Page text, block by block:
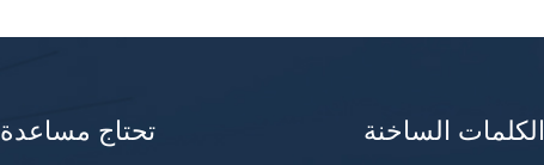
تحتاج مساعدة الكلمات الساخنة